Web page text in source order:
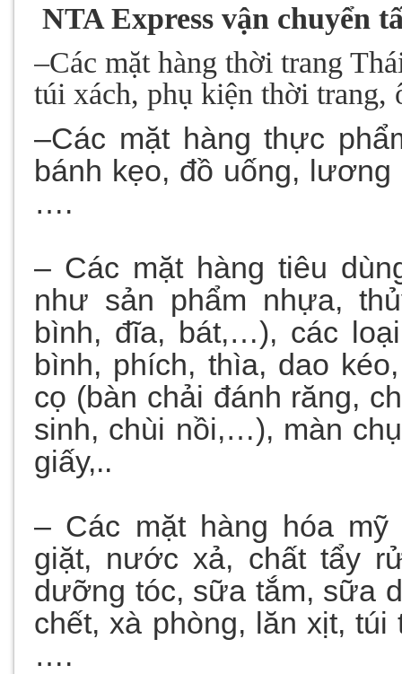
NTA Express vận chuyển
–Các mặt hàng thời trang
túi xách, phụ kiện thời
–Các mặt hàng thực
bánh kẹo, đồ uống,
….
– Các mặt hàng tiêu
như sản phẩm nhựa,
bình, đĩa, bát,…), các
bình, phích, thìa, dao
cọ (bàn chải đánh răng,
sinh, chùi nồi,…), màn
giấy,..
– Các mặt hàng hóa
giặt, nước xả, chất tẩy
dưỡng tóc, sữa tắm, sữa
chết, xà phòng, lăn xịt,
….